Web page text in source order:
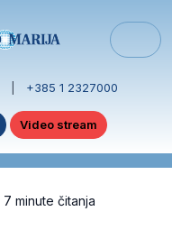
+385 1 2327000
Video stream
7 minute čitanja